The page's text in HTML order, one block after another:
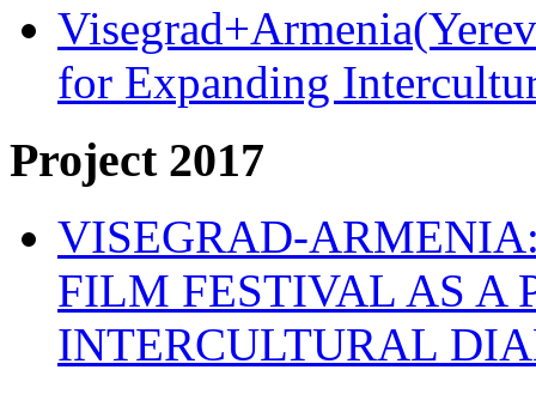
for Expanding
Project 2017
VISEGRAD-
FILM FESTIVAL AS A
INTERCULTURAL